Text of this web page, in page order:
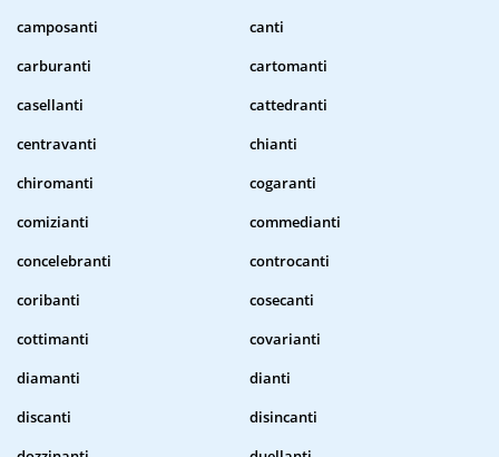
camposanti
canti
carburanti
cartomanti
casellanti
cattedranti
centravanti
chianti
chiromanti
cogaranti
comizianti
commedianti
concelebranti
controcanti
coribanti
cosecanti
cottimanti
covarianti
diamanti
dianti
discanti
disincanti